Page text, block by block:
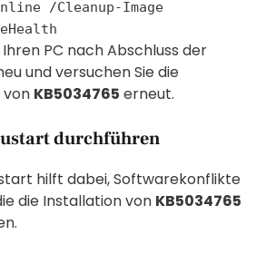
/Cleanup-Image
PC nach Abschluss der
und versuchen Sie die
KB5034765 erneut.
durchführen
hilft dabei, Softwarekonflikte
die Installation von KB5034765